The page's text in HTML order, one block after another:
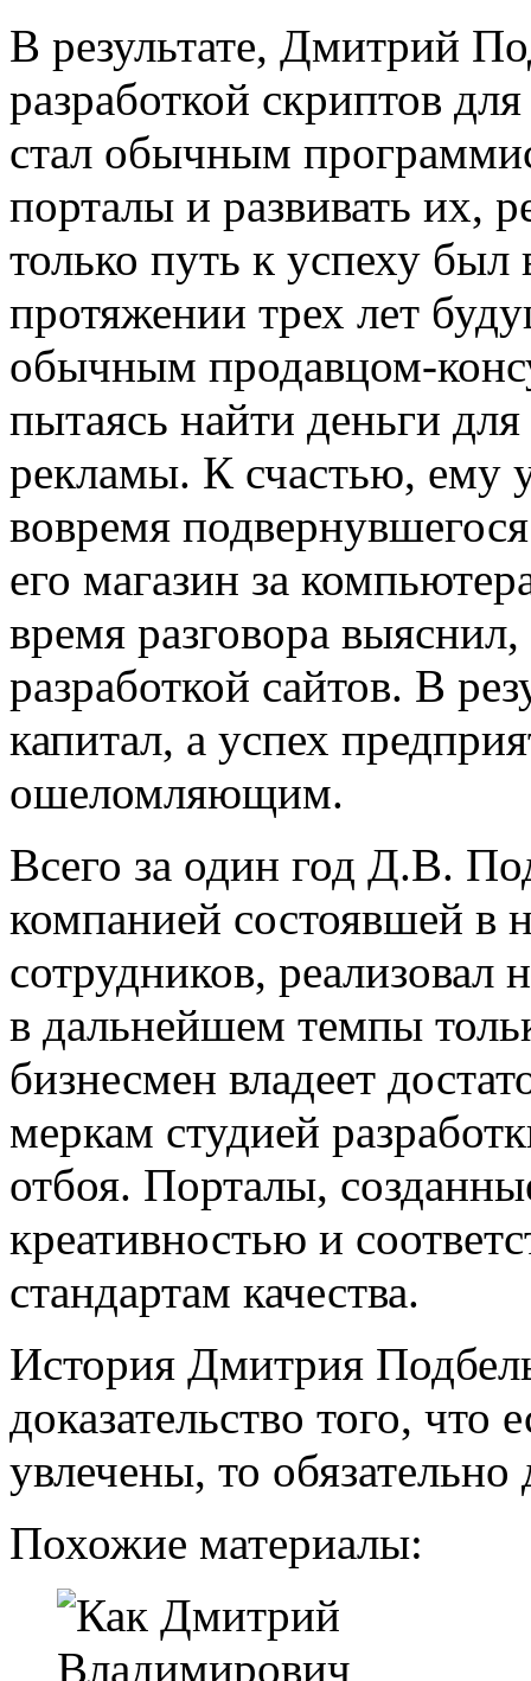
В результате, Дмитрий
разработкой скриптов
стал обычным
порталы и развивать их,
только путь к успеху был
протяжении трех лет
обычным продавцом-
пытаясь найти деньги
рекламы. К счастью, ему
вовремя
его магазин за
время разговора
разработкой сайтов. В
капитал, а успех
ошеломляющим.
Всего за один год Д.В.
компанией состоявшей в
сотрудников, реализовал
в дальнейшем темпы
бизнесмен владеет
меркам студией
отбоя. Порталы,
креативностью и
стандартам качества.
История Дмитрия
доказательство того, что
увлечены, то
Похожие материалы: